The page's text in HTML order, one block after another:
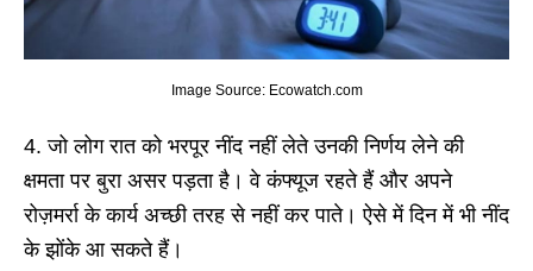
Image Source: Ecowatch.com
4. जो लोग रात को भरपूर नींद नहीं लेते उनकी निर्णय लेने की
क्षमता पर बुरा असर पड़ता है। वे कंफ्यूज रहते हैं और अपने
रोज़मर्रा के कार्य अच्छी तरह से नहीं कर पाते। ऐसे में दिन में भी नींद
के झोंके आ सकते हैं।